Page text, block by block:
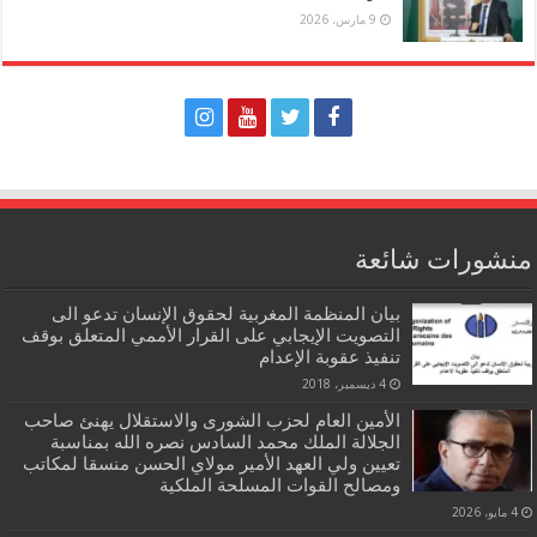
9 مارس، 2026
منشورات شائعة
بيان المنظمة المغربية لحقوق الإنسان تدعو الى
التصويت الإيجابي على القرار الأممي المتعلق بوقف
تنفيذ عقوبة الإعدام
4 ديسمبر، 2018
الأمين العام لحزب الشورى والاستقلال يهنئ صاحب
الجلالة الملك محمد السادس نصره الله بمناسبة
تعيين ولي العهد الأمير مولاي الحسن منسقا لمكاتب
ومصالح القوات المسلحة الملكية
4 مايو، 2026